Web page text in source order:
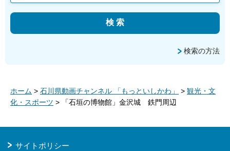
検索の方法
ホーム > 石川県動画チャンネル 「もっといしかわ」 > 観光・文
化・スポーツ > 「石垣の博物館」金沢城 鉄門周辺
サイトポリシー